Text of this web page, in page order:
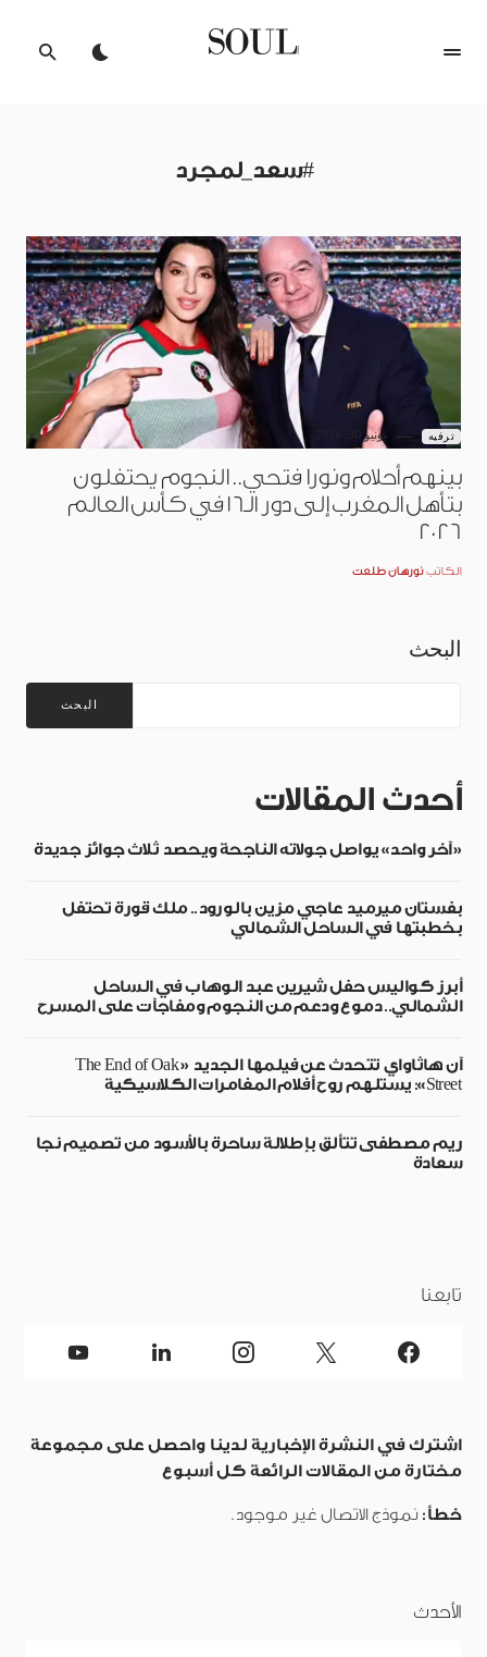
#سعد_لمجرد
ترفيه يونيو 30, 2026
بينهم أحلام ونورا فتحي.. النجوم يحتفلون
بتأهل المغرب إلى دور الـ16 في كأس العالم
2026
الكاتب نورهان طلعت
البحث
البحث
أحدث المقالات
«آخر واحد» يواصل جولاته الناجحة ويحصد ثلاث جوائز جديدة
بفستان ميرميد عاجي مزين بالورود.. ملك قورة تحتفل
بخطبتها في الساحل الشمالي
أبرز كواليس حفل شيرين عبد الوهاب في الساحل
الشمالي.. دموع ودعم من النجوم ومفاجآت على المسرح
آن هاثاواي تتحدث عن فيلمها الجديد «The End of Oak
Street»: يستلهم روح أفلام المغامرات الكلاسيكية
ريم مصطفى تتألق بإطلالة ساحرة بالأسود من تصميم نجا
سعادة
تابعنا
اشترك في النشرة الإخبارية لدينا واحصل على مجموعة
مختارة من المقالات الرائعة كل أسبوع
خطأ: نموذج الاتصال غير موجود.
الأحدث